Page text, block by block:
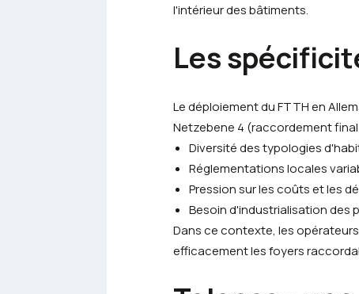
l'intérieur des bâtiments.
Les
Le déploiement du FTTH en
Netzebene 4 (raccordement
Diversité des typologies
Réglementations locales
Pression sur les coûts et les
Besoin d'industrialisation des
Dans ce contexte, les
efficacement les foyers